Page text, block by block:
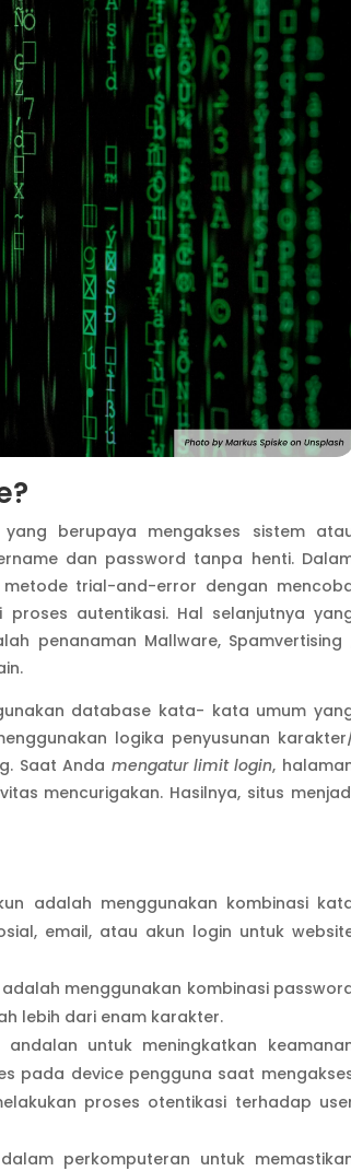
berupaya mengakses sistem
dan password tanpa henti.
trial-and-error dengan
autentikasi. Hal selanjutnya
penanaman Mallware, Spamvertising
database kata- kata umum
logika penyusunan
Saat Anda mengatur limit login,
mencurigakan. Hasilnya, situs
adalah menggunakan kombinasi
email, atau akun login untuk
menggunakan kombinasi
lebih dari enam karakter.
untuk meningkatkan
pada device pengguna saat
proses otentikasi terhadap
perkomputeran untuk